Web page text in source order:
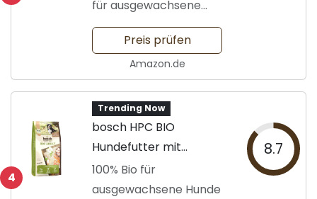
für ausgewachsene
Hunde
Preis prüfen
Amazon.de
4
Trending Now
bosch HPC BIO
Hundefutter mit
Hühnchen
100% Bio für
ausgewachsene Hunde
8.7